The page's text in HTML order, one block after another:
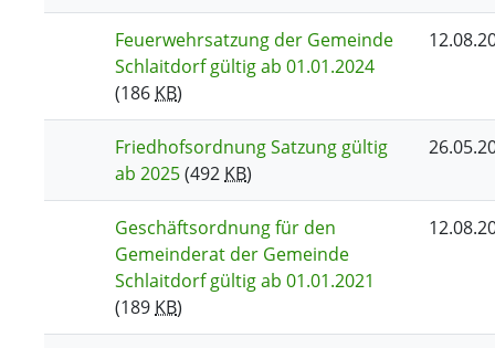
Feuerwehrsatzung der Gemeinde
Schlaitdorf gültig ab 01.01.2024
(186KB)
Friedhofsordnung Satzung gültig
ab 2025(492KB)
Geschäftsordnung für den
Gemeinderat der Gemeinde
Schlaitdorf gültig ab 01.01.2021
(189KB)